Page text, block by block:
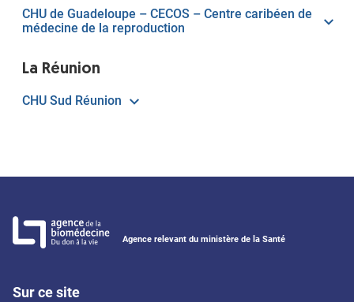
CHU de Guadeloupe – CECOS – Centre caribéen de
médecine de la reproduction
La Réunion
CHU Sud Réunion
Agence relevant du ministère de la Santé
Sur ce site